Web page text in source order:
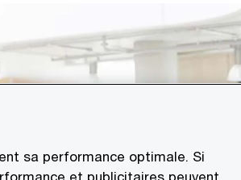
sa performance optimale. Si
et publicitaires peuvent